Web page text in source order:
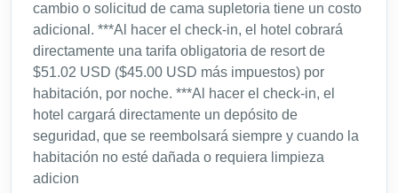
cambio o solicitud de cama supletoria tiene un costo
adicional. ***Al hacer el check-in, el hotel cobrará
directamente una tarifa obligatoria de resort de
$51.02 USD ($45.00 USD más impuestos) por
habitación, por noche. ***Al hacer el check-in, el
hotel cargará directamente un depósito de
seguridad, que se reembolsará siempre y cuando la
habitación no esté dañada o requiera limpieza
adicion